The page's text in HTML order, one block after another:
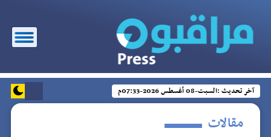
آخر تحديث :السبت-08 أغسطس 2026-07:33م
مقالات